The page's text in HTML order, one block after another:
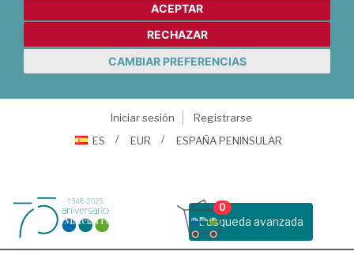
ACEPTAR
RECHAZAR
CAMBIAR PREFERENCIAS
Iniciar sesión
Registrarse
ES
EUR ESPAÑA PENINSULAR
Busqueda avanzada
0